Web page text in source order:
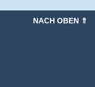
NACH OBEN ⇑